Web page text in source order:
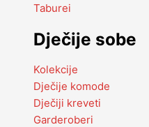
Taburei
Dječije sobe
Kolekcije
Dječije komode
Dječiji kreveti
Garderoberi